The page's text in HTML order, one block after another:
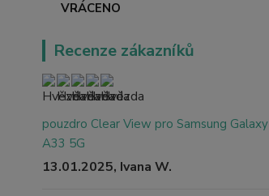
Recenze zákazníků
pouzdro Clear View pro Samsung Galaxy
A33 5G
13.01.2025, Ivana W.